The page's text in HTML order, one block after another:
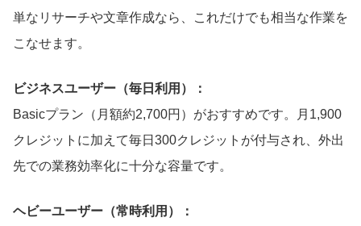
単なリサーチや文章作成なら、これだけでも相当な作業を
こなせます。
ビジネスユーザー（毎日利用）：
Basicプラン（月額約2,700円）がおすすめです。月1,900
クレジットに加えて毎日300クレジットが付与され、外出
先での業務効率化に十分な容量です。
ヘビーユーザー（常時利用）：